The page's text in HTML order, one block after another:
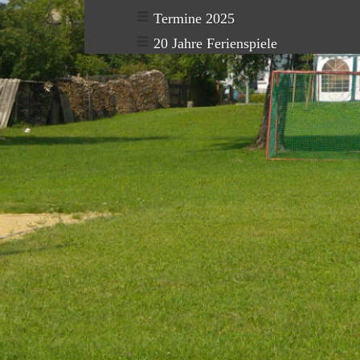
Termine 2025
20 Jahre Ferienspiele